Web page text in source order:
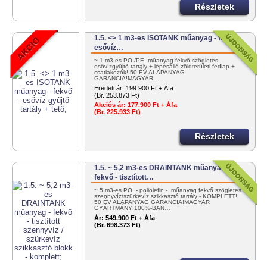
Részletek
1.5. <> 1 m3-es ISOTANK műanyag - fekvő -
esővíz…
~ 1 m3-es PO./PE. műanyag fekvő szögletes
esővízgyűjtő tartály + lépésálló zöldterületi fedlap +
csatlakozók! 50 ÉV ALAPANYAG
GARANCIA!MAGYAR…
Eredeti ár: 199.900 Ft + Áfa
(Br. 253.873 Ft)
Akciós ár: 177.900 Ft + Áfa
(Br. 225.933 Ft)
Részletek
1.5. ~ 5,2 m3-es DRAINTANK műanyag -
fekvő - tisztított…
~ 5 m3-es PO. - poliolefin - műanyag fekvő szögletes
szennyvíz/szürkevíz szikkasztó tartály - KOMPLETT!
50 ÉV ALAPANYAG GARANCIA!MAGYAR
GYÁRTMÁNY!100%-BAN…
Ár: 549.900 Ft + Áfa
(Br. 698.373 Ft)